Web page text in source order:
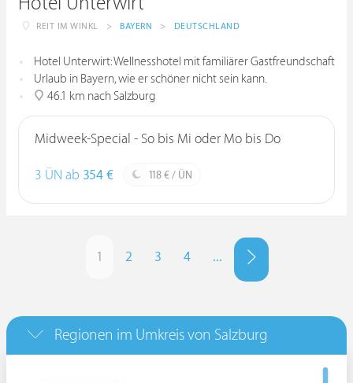
REIT IM WINKL > BAYERN > DEUTSCHLAND
Hotel Unterwirt: Wellnesshotel mit familiärer Gastfreundschaft
Urlaub in Bayern, wie er schöner nicht sein kann.
46.1 km nach Salzburg
Midweek-Special - So bis Mi oder Mo bis Do
3 ÜN ab 354 € 118 € / ÜN
1 2 3 4 ...
Regionen im Umkreis von Salzburg